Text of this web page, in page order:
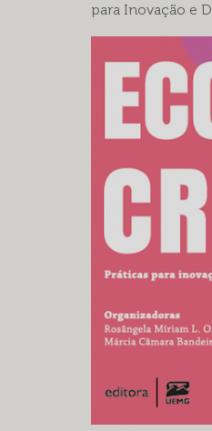
para Inovação e